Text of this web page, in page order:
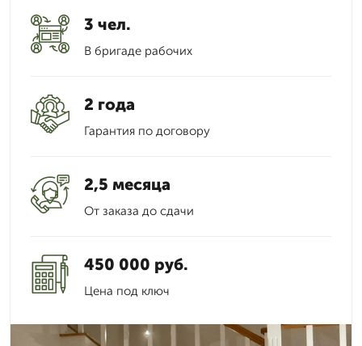
3 чел.
В бригаде рабочих
2 года
Гарантия по договору
2,5 месяца
От заказа до сдачи
450 000 руб.
Цена под ключ